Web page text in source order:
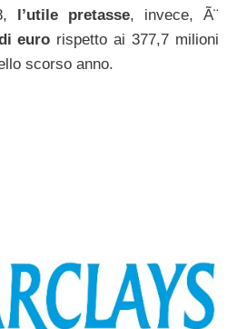
l’utile pretasse, invece, Ã¨
euro rispetto ai 377,7 milioni
scorso anno.